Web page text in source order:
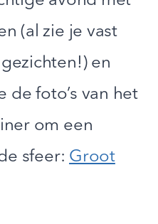
(al zie je vast
en
de foto’s van het
om een
sfeer: Groot